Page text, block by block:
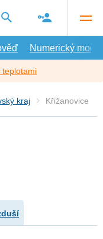
Numerický model
teplotami
kraj Křižanovice